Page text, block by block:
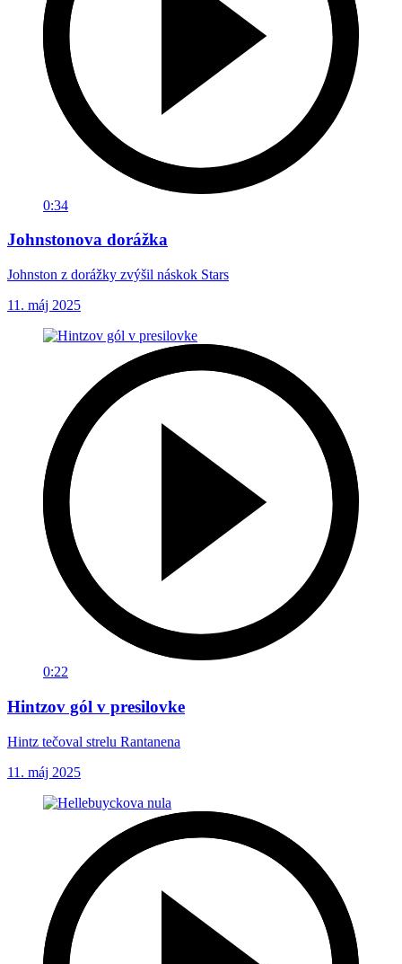
0:34
Johnstonova dorážka
Johnston z dorážky zvýšil náskok Stars
11. máj 2025
0:22
Hintzov gól v presilovke
Hintz tečoval strelu Rantanena
11. máj 2025